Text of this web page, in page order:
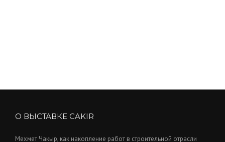
О ВЫСТАВКЕ CAKIR
Мехмет Чакыр, как накопление работ в строительной отрасли